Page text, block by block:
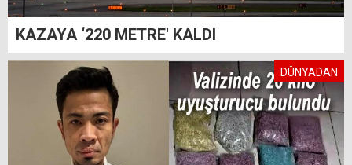
KAZAYA ‘220 METRE' KALDI
DÜNYADAN